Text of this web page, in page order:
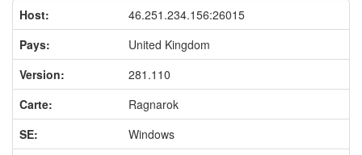
Host:
46.251.234.156:26015
Pays:
United Kingdom
Version:
281.110
Carte:
Ragnarok
SE:
Windows